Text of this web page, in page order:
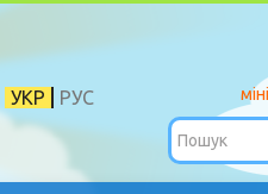
РУС
УКР